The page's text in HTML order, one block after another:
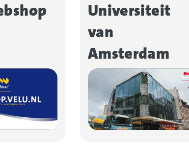
Universiteit
van
Amsterdam